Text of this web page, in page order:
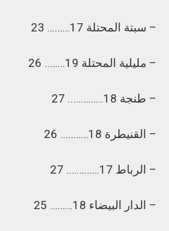
– سبتة المحتلة 17……… 23
– مليلية المحتلة 19…….. 26
– طنجة 18………….. 27
– القنيطرة 18……….. 26
– الرباط 17…………. 27
– الدار البيضاء 18……… 25